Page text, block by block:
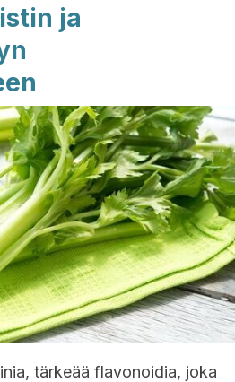
ja
tärkeää flavonoidia, joka